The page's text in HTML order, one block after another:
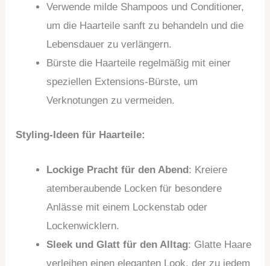
Verwende milde Shampoos und Conditioner,
um die Haarteile sanft zu behandeln und die
Lebensdauer zu verlängern.
Bürste die Haarteile regelmäßig mit einer
speziellen Extensions-Bürste, um
Verknotungen zu vermeiden.
Styling-Ideen für Haarteile:
Lockige Pracht für den Abend: Kreiere
atemberaubende Locken für besondere
Anlässe mit einem Lockenstab oder
Lockenwicklern.
Sleek und Glatt für den Alltag: Glatte Haare
verleihen einen eleganten Look, der zu jedem